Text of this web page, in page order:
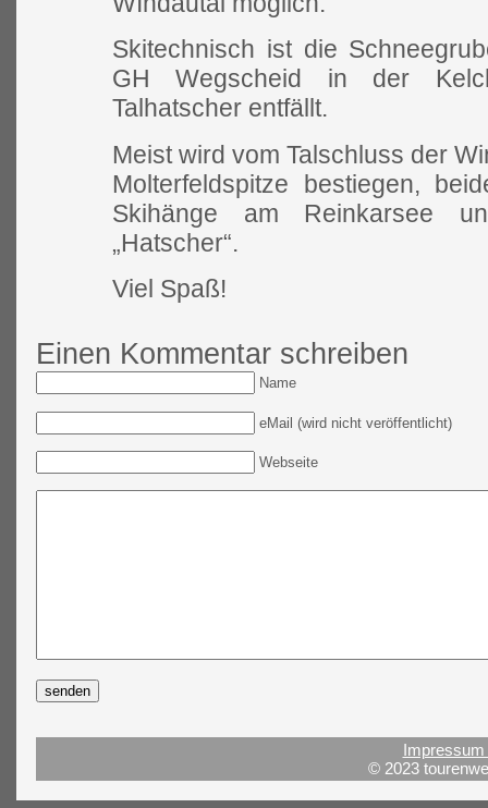
Skitechnisch ist die
GH Wegscheid in der
Talhatscher entfällt.
Meist wird vom Talschluss der
Molterfeldspitze bestiegen,
Skihänge am Reinkarsee
„Hatscher“.
Viel Spaß!
Einen Kommentar schreiben
Name
eMail (wird nicht veröffentlicht)
Webseite
© 2023